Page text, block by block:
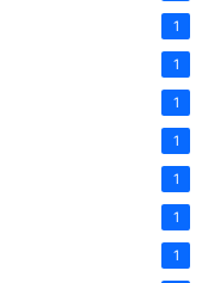
1
1
1
1
1
1
1